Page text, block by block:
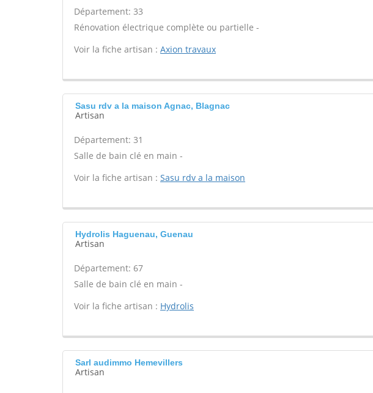
Département: 33
Rénovation électrique complète ou partielle -
Voir la fiche artisan : Axion travaux
Sasu rdv a la maison Agnac, Blagnac
Artisan
Département: 31
Salle de bain clé en main -
Voir la fiche artisan : Sasu rdv a la maison
Hydrolis Haguenau, Guenau
Artisan
Département: 67
Salle de bain clé en main -
Voir la fiche artisan : Hydrolis
Sarl audimmo Hemevillers
Artisan